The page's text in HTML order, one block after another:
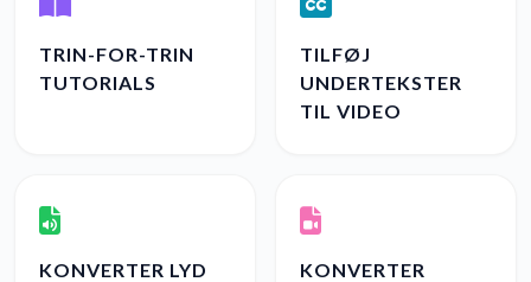
TRIN-FOR-TRIN
TUTORIALS
TILFØJ
UNDERTEKSTER
TIL VIDEO
KONVERTER LYD
KONVERTER